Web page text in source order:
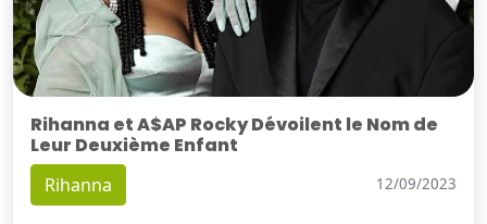
Rihanna et A$AP Rocky Dévoilent le Nom de
Leur Deuxième Enfant
Rihanna 12/09/2023